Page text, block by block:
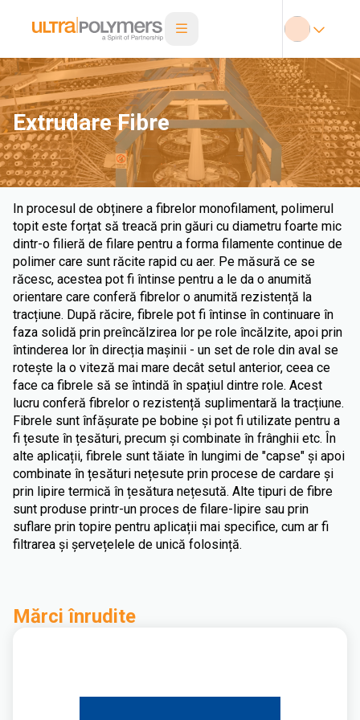
Extrudare Fibre
In procesul de obținere a fibrelor monofilament, polimerul
topit este forțat să treacă prin găuri cu diametru foarte mic
dintr-o filieră de filare pentru a forma filamente continue de
polimer care sunt răcite rapid cu aer. Pe măsură ce se
răcesc, acestea pot fi întinse pentru a le da o anumită
orientare care conferă fibrelor o anumită rezistență la
tracțiune. După răcire, fibrele pot fi întinse în continuare în
faza solidă prin preîncălzirea lor pe role încălzite, apoi prin
întinderea lor în direcția mașinii - un set de role din aval se
rotește la o viteză mai mare decât setul anterior, ceea ce
face ca fibrele să se întindă în spațiul dintre role. Acest
lucru conferă fibrelor o rezistență suplimentară la tracțiune.
Fibrele sunt înfășurate pe bobine și pot fi utilizate pentru a
fi țesute în țesături, precum și combinate în frânghii etc. În
alte aplicații, fibrele sunt tăiate în lungimi de "capse" și apoi
combinate în țesături nețesute prin procese de cardare și
prin lipire termică în țesătura nețesută. Alte tipuri de fibre
sunt produse printr-un proces de filare-lipire sau prin
suflare prin topire pentru aplicații mai specifice, cum ar fi
filtrarea și șervețelele de unică folosință.
Mărci înrudite